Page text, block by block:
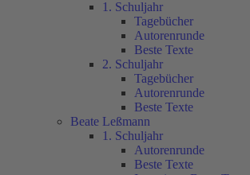
1. Schuljahr
Tagebücher
Autorenrunde
Beste Texte
2. Schuljahr
Tagebücher
Autorenrunde
Beste Texte
Beate Leßmann
1. Schuljahr
Autorenrunde
Beste Texte